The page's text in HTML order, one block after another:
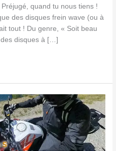
quand tu nous tiens !
des disques frein wave (ou à
tout ! Du genre, « Soit beau
disques à […]